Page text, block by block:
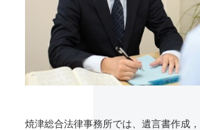
焼津総合法律事務所では、遺言書作成